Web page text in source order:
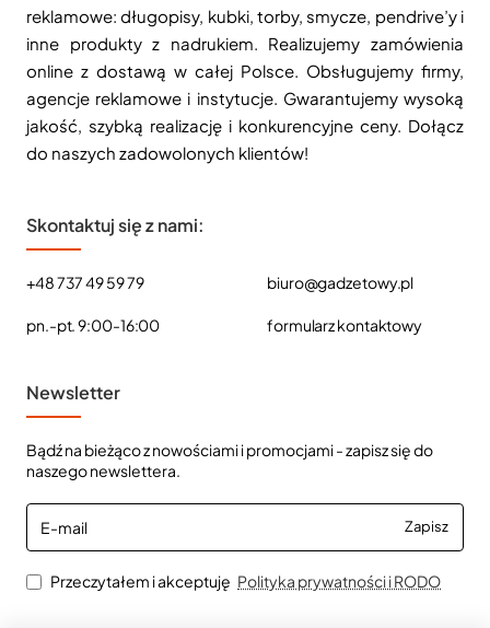
reklamowe: długopisy, kubki, torby, smycze, pendrive’y i
inne produkty z nadrukiem. Realizujemy zamówienia
online z dostawą w całej Polsce. Obsługujemy firmy,
agencje reklamowe i instytucje. Gwarantujemy wysoką
jakość, szybką realizację i konkurencyjne ceny. Dołącz
do naszych zadowolonych klientów!
Skontaktuj się z nami:
+48 737 49 59 79
pn.-pt. 9:00-16:00
biuro@gadzetowy.pl
formularz kontaktowy
Newsletter
Bądź na bieżąco z nowościami i promocjami - zapisz się do
naszego newslettera.
E-
mail
Zapisz
Przeczytałem i akceptuję Polityka prywatności i RODO